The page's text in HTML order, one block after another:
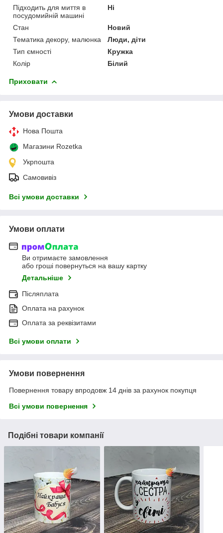
Підходить для миття в
посудомийній машині
Ні
Стан
Новий
Тематика декору, малюнка
Люди, діти
Тип ємності
Кружка
Колір
Білий
Приховати
Умови доставки
Нова Пошта
Магазини Rozetka
Укрпошта
Самовивіз
Всі умови доставки
Умови оплати
Ви отримаєте замовлення
або гроші повернуться на вашу картку
Детальніше
Післяплата
Оплата на рахунок
Оплата за реквізитами
Всі умови оплати
Умови повернення
Повернення товару впродовж 14 днів за рахунок покупця
Всі умови повернення
Подібні товари компанії